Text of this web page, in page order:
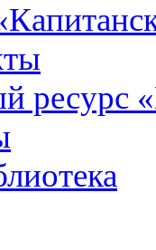
ресурс